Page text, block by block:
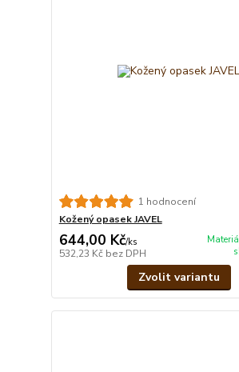
1 hodnocení
Kožený opasek JAVEL
644,00 Kč/ks
532,23 Kč bez DPH
Zvolit variantu